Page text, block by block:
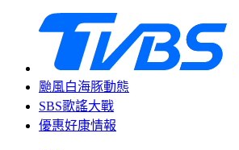
颱風白海豚動態
SBS歌謠大戰
優惠好康情報